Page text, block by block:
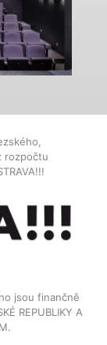
rozpočtu
jsou finančně
REPUBLIKY A